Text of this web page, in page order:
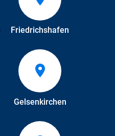
Friedrichshafen
Gelsenkirchen